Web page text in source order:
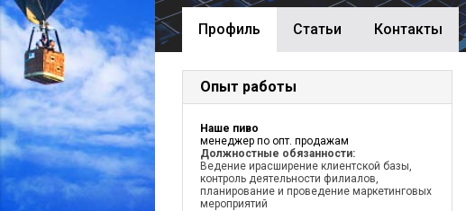
Профиль Cтатьи Контакты
Опыт работы
Наше пиво
менеджер по опт. продажам
Должностные обязанности:
Ведение ирасширение клиентской базы,
контроль деятельности филиалов,
планирование и проведение маркетинговых
мероприятий